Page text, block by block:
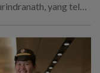
yang telah